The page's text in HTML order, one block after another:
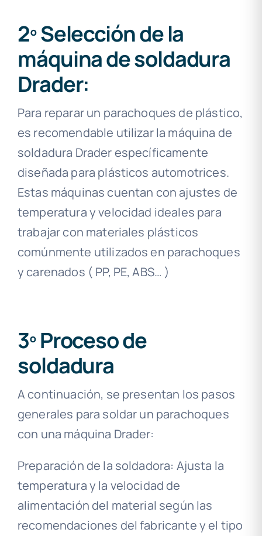
2º Selección de la
máquina de soldadura
Drader:
Para reparar un parachoques de plástico,
es recomendable utilizar la máquina de
soldadura Drader específicamente
diseñada para plásticos automotrices.
Estas máquinas cuentan con ajustes de
temperatura y velocidad ideales para
trabajar con materiales plásticos
comúnmente utilizados en parachoques
y carenados ( PP, PE, ABS… )
3º Proceso de
soldadura
A continuación, se presentan los pasos
generales para soldar un parachoques
con una máquina Drader:
Preparación de la soldadora: Ajusta la
temperatura y la velocidad de
alimentación del material según las
recomendaciones del fabricante y el tipo